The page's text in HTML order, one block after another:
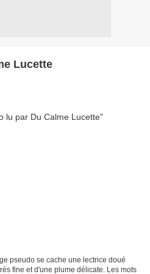
Lucette
pseudo se cache une lectrice doué
fine et d'une plume délicate. Les mots